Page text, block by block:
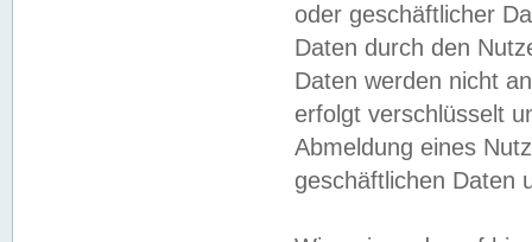
oder geschäftlicher
Daten durch den
Daten werden nicht
erfolgt verschlüsselt
Abmeldung eines
geschäftlichen Daten